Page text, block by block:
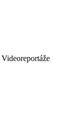
Videoreportáže